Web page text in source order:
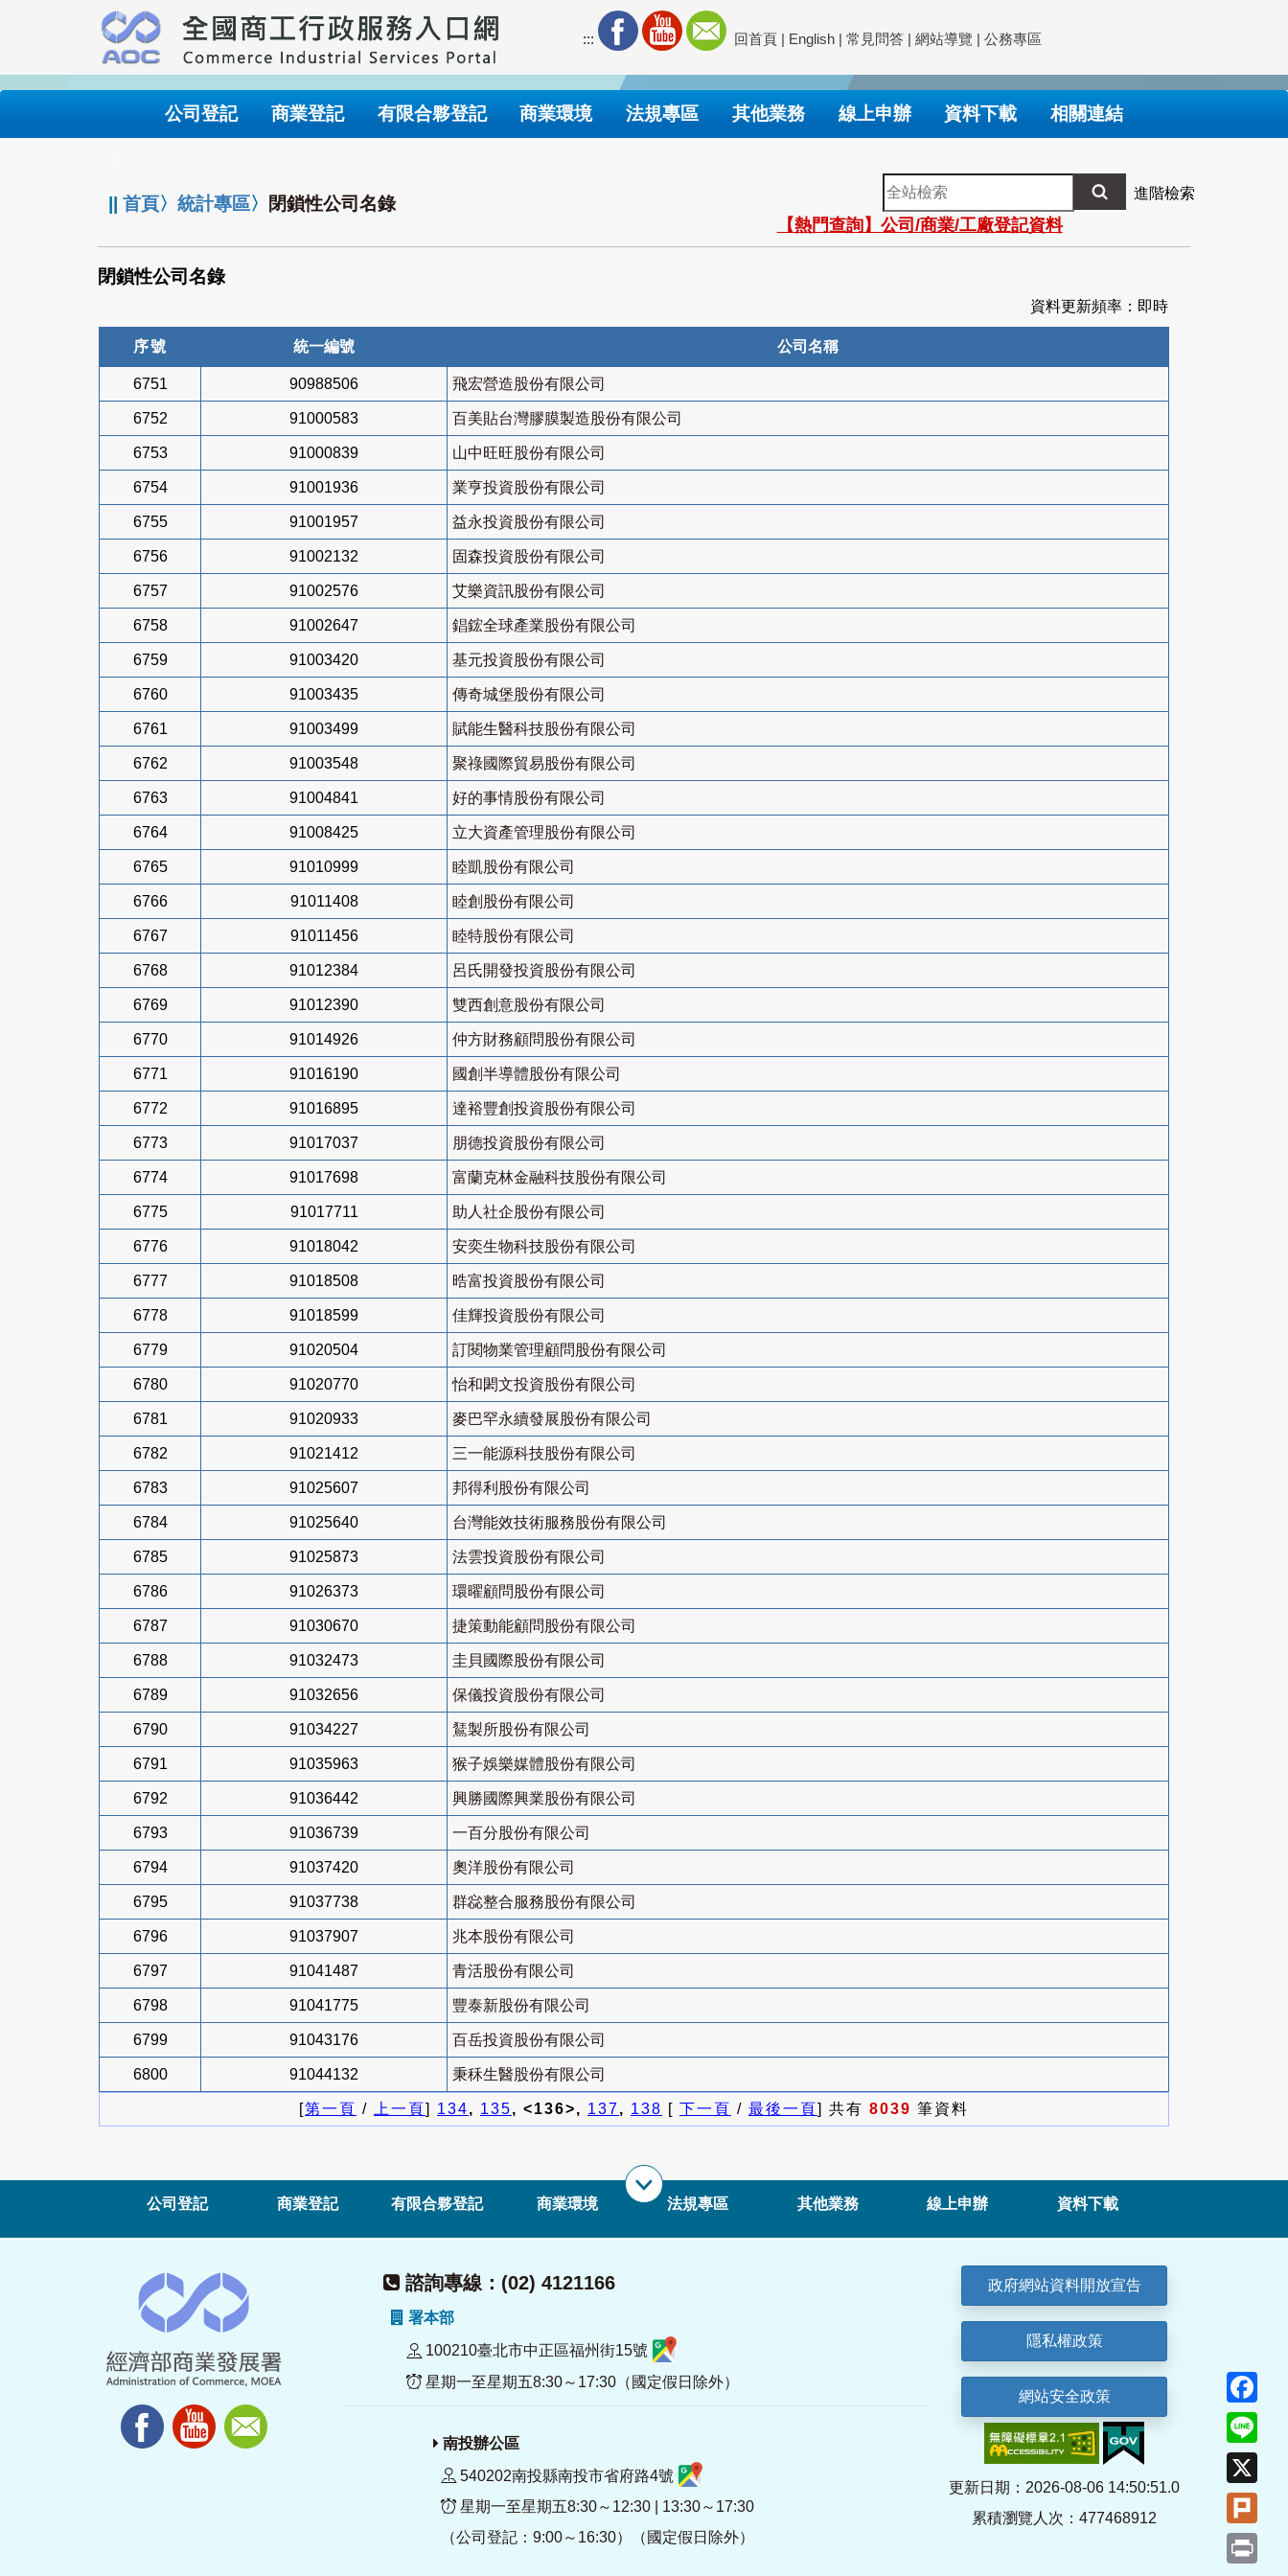
要
內
::: 回首頁 | English | 常見問答 | 網站導覽 | 公務專區
公司登記 商業登記 有限合夥登記 商業環境 法規專區 其他業務 線上申辦 資料下載 相關連結
||首頁〉統計專區〉 閉鎖性公司名錄
全
站
檢
索
進階檢索
【熱門查詢】公司/商業/工廠登記資料
閉鎖性公司名錄
資料更新頻率：即時
序號 統一編號 公司名稱
6751 90988506 飛宏營造股份有限公司
6752 91000583 百美貼台灣膠膜製造股份有限公司
6753 91000839 山中旺旺股份有限公司
6754 91001936 業亨投資股份有限公司
6755 91001957 益永投資股份有限公司
6756 91002132 固森投資股份有限公司
6757 91002576 艾樂資訊股份有限公司
6758 91002647 錩鋐全球產業股份有限公司
6759 91003420 基元投資股份有限公司
6760 91003435 傳奇城堡股份有限公司
6761 91003499 賦能生醫科技股份有限公司
6762 91003548 聚祿國際貿易股份有限公司
6763 91004841 好的事情股份有限公司
6764 91008425 立大資產管理股份有限公司
6765 91010999 睦凱股份有限公司
6766 91011408 睦創股份有限公司
6767 91011456 睦特股份有限公司
6768 91012384 呂氏開發投資股份有限公司
6769 91012390 雙西創意股份有限公司
6770 91014926 仲方財務顧問股份有限公司
6771 91016190 國創半導體股份有限公司
6772 91016895 達裕豐創投資股份有限公司
6773 91017037 朋德投資股份有限公司
6774 91017698 富蘭克林金融科技股份有限公司
6775 91017711 助人社企股份有限公司
6776 91018042 安奕生物科技股份有限公司
6777 91018508 晧富投資股份有限公司
6778 91018599 佳輝投資股份有限公司
6779 91020504 訂閱物業管理顧問股份有限公司
6780 91020770 怡和閎文投資股份有限公司
6781 91020933 麥巴罕永續發展股份有限公司
6782 91021412 三一能源科技股份有限公司
6783 91025607 邦得利股份有限公司
6784 91025640 台灣能效技術服務股份有限公司
6785 91025873 法雲投資股份有限公司
6786 91026373 環曜顧問股份有限公司
6787 91030670 捷策動能顧問股份有限公司
6788 91032473 圭貝國際股份有限公司
6789 91032656 保儀投資股份有限公司
6790 91034227 鵟製所股份有限公司
6791 91035963 猴子娛樂媒體股份有限公司
6792 91036442 興勝國際興業股份有限公司
6793 91036739 一百分股份有限公司
6794 91037420 奧洋股份有限公司
6795 91037738 群惢整合服務股份有限公司
6796 91037907 兆本股份有限公司
6797 91041487 青活股份有限公司
6798 91041775 豐泰新股份有限公司
6799 91043176 百岳投資股份有限公司
6800 91044132 秉秝生醫股份有限公司
[第一頁 / 上一頁] 134, 135, <136>, 137, 138 [ 下一頁 / 最後一頁] 共有 8039 筆資料
公司登記 商業登記 有限合夥登記 商業環境 法規專區 其他業務 線上申辦 資料下載
諮詢專線：(02) 4121166
署本部
100210臺北市中正區福州街15號
星期一至星期五8:30～17:30（國定假日除外）
南投辦公區
540202南投縣南投市省府路4號
星期一至星期五8:30～12:30 | 13:30～17:30
（公司登記：9:00～16:30）（國定假日除外）
政府網站資料開放宣告
隱私權政策
網站安全政策
更新日期：2026-08-06 14:50:51.0
累積瀏覽人次：477468912